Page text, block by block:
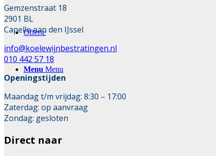
Offerte
Menu Menu
Gemzenstraat 18
2901 BL
Capelle aan den IJssel
info@koelewijnbestratingen.nl
010 442 57 18
Openingstijden
Maandag t/m vrijdag: 8:30 – 17:00
Zaterdag: op aanvraag
Zondag: gesloten
Direct naar